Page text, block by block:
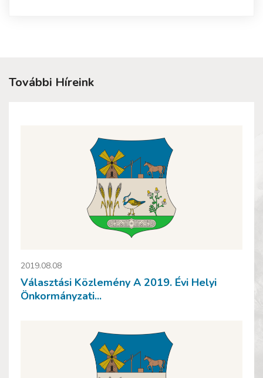
További Híreink
2019.08.08
Választási Közlemény A 2019. Évi Helyi
Önkormányzati...